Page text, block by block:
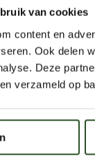
van cookies
content en
Ook delen
Deze
verzameld op
dagelijks in
rondom
en
onderzoek
groensector,
en
kennis over
bestuivers
lezingen,
inspireren